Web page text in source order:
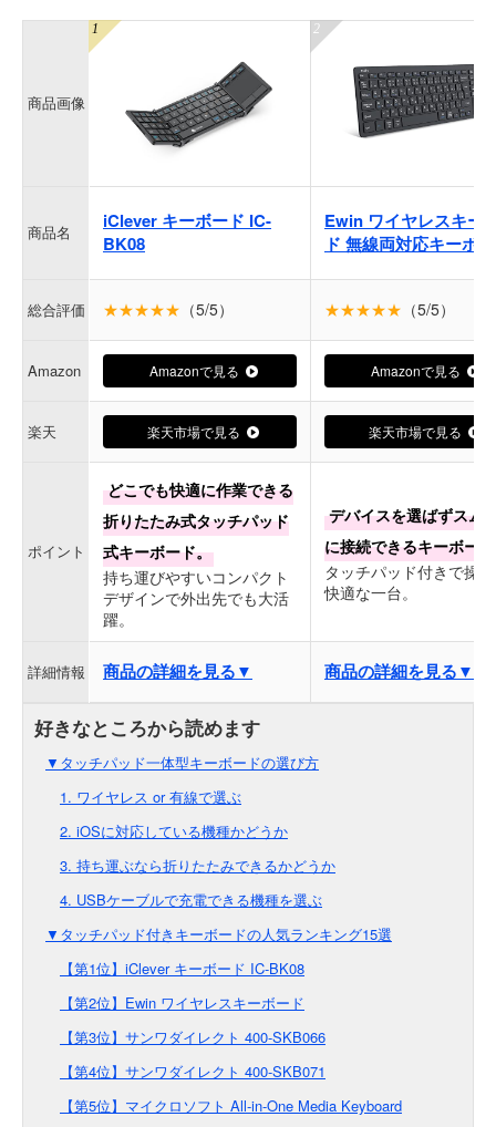
商品画像
商品名
iClever キーボード IC-
BK08
Ewin ワイヤレスキー
ド 無線両対応キーボ
総合評価 ★★★★★ （5/5） ★★★★★ （5/5）
Amazon Amazonで見る Amazonで見る
楽天 楽天市場で見る 楽天市場で見る
ポイント
どこでも快適に作業できる
折りたたみ式タッチパッド
式キーボード。
持ち運びやすいコンパクト
デザインで外出先でも大活
躍。
デバイスを選ばずスム
に接続できるキーボー
タッチパッド付きで操
快適な一台。
詳細情報 商品の詳細を見る▼ 商品の詳細を見る▼
▼タッチパッド一体型キーボードの選び方
1. ワイヤレス or 有線で選ぶ
2. iOSに対応している機種かどうか
3. 持ち運ぶなら折りたたみできるかどうか
4. USBケーブルで充電できる機種を選ぶ
▼タッチパッド付きキーボードの人気ランキング15選
【第1位】iClever キーボード IC-BK08
【第2位】Ewin ワイヤレスキーボード
【第3位】サンワダイレクト 400-SKB066
【第4位】サンワダイレクト 400-SKB071
【第5位】マイクロソフト All-in-One Media Keyboard